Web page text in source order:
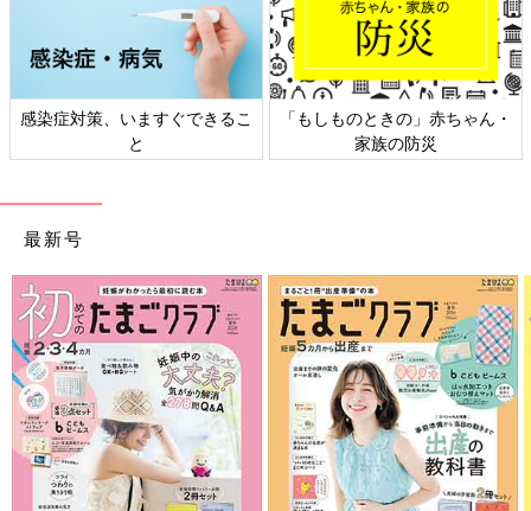
」赤ちゃん・
日本外来小児科学会リーフレッ
六星占術 細木か
最新号